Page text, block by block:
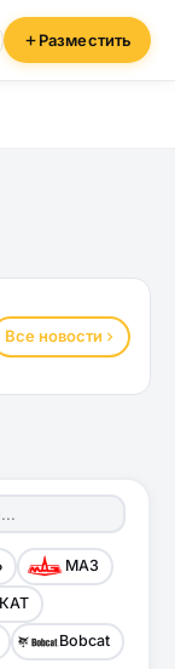
Разместить
Все новости
МАЗ
Bobcat